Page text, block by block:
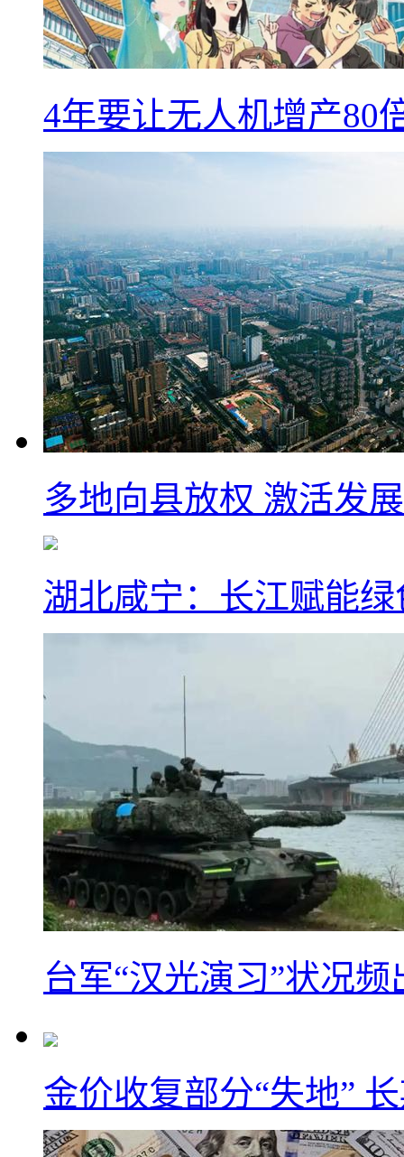
4年要让无人机增产80
多地向县放权 激活发
湖北咸宁：长江赋能
台军“汉光演习”状况
金价收复部分“失地”